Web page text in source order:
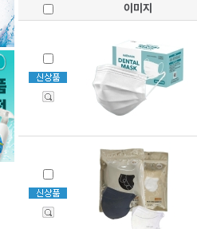
이미지